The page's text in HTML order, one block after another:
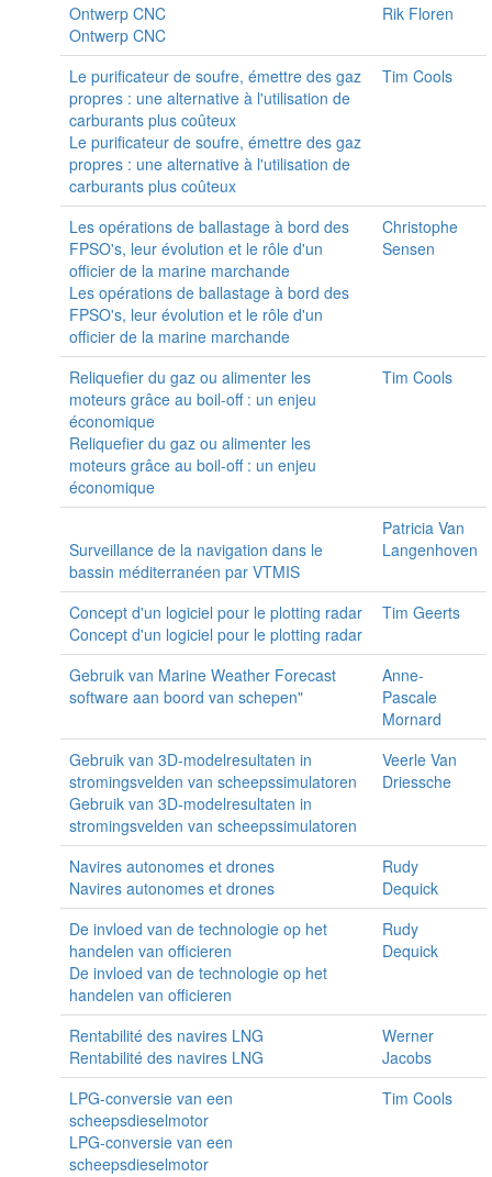
Ontwerp CNC
Ontwerp CNC
Rik Floren
Le purificateur de soufre, émettre des gaz
propres : une alternative à l'utilisation de
carburants plus coûteux
Le purificateur de soufre, émettre des gaz
propres : une alternative à l'utilisation de
carburants plus coûteux
Tim Cools
Les opérations de ballastage à bord des
FPSO's, leur évolution et le rôle d'un
officier de la marine marchande
Les opérations de ballastage à bord des
FPSO's, leur évolution et le rôle d'un
officier de la marine marchande
Christophe
Sensen
Reliquefier du gaz ou alimenter les
moteurs grâce au boil-off : un enjeu
économique
Reliquefier du gaz ou alimenter les
moteurs grâce au boil-off : un enjeu
économique
Tim Cools
Surveillance de la navigation dans le
bassin méditerranéen par VTMIS
Patricia Van
Langenhoven
Concept d'un logiciel pour le plotting radar
Concept d'un logiciel pour le plotting radar
Tim Geerts
Gebruik van Marine Weather Forecast
software aan boord van schepen"
Anne-
Pascale
Mornard
Gebruik van 3D-modelresultaten in
stromingsvelden van scheepssimulatoren
Gebruik van 3D-modelresultaten in
stromingsvelden van scheepssimulatoren
Veerle Van
Driessche
Navires autonomes et drones
Navires autonomes et drones
Rudy
Dequick
De invloed van de technologie op het
handelen van officieren
De invloed van de technologie op het
handelen van officieren
Rudy
Dequick
Rentabilité des navires LNG
Rentabilité des navires LNG
Werner
Jacobs
LPG-conversie van een
scheepsdieselmotor
LPG-conversie van een
scheepsdieselmotor
Tim Cools